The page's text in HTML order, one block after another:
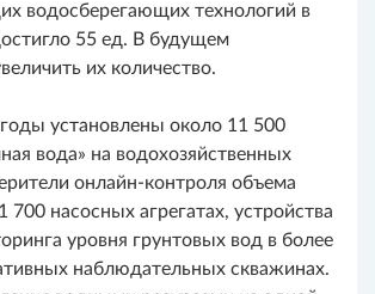
водосберегающих технологий в
55 ед. В будущем
их количество.
установлены около 11 500
вода» на водохозяйственных
онлайн-контроля объема
700 насосных агрегатах, устройства
уровня грунтовых вод в более
наблюдательных скважинах.